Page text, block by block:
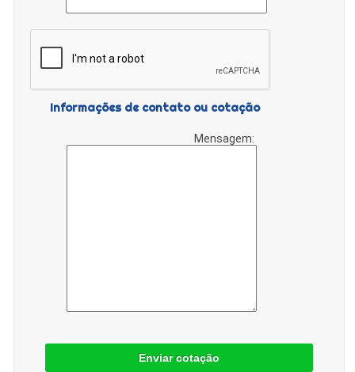
Informações de contato ou cotação
Mensagem:
Enviar cotação